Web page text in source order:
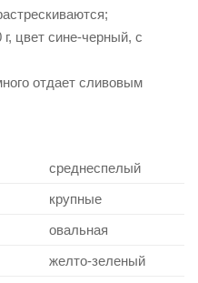
цвет сине-черный, с
отдает сливовым
среднеспелый
крупные
овальная
желто-зеленый